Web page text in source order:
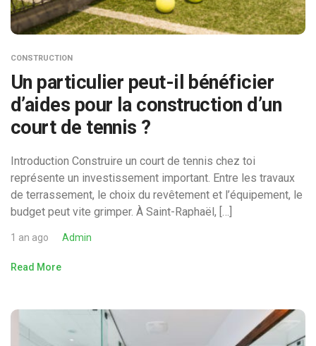
CONSTRUCTION
Un particulier peut-il bénéficier
d’aides pour la construction d’un
court de tennis ?
Introduction Construire un court de tennis chez toi
représente un investissement important. Entre les travaux
de terrassement, le choix du revêtement et l’équipement, le
budget peut vite grimper. À Saint-Raphaël, […]
1 an ago Admin
Read More